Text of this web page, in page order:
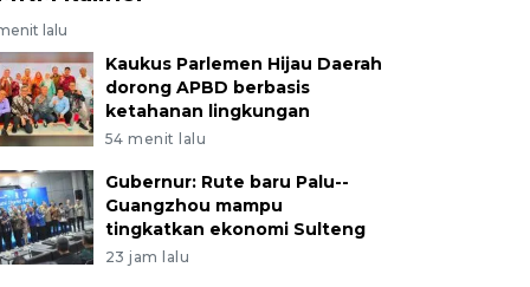
lalu
Kaukus Parlemen Hijau Daerah
dorong APBD berbasis
ketahanan lingkungan
54 menit lalu
Gubernur: Rute baru Palu--
Guangzhou mampu
tingkatkan ekonomi Sulteng
23 jam lalu